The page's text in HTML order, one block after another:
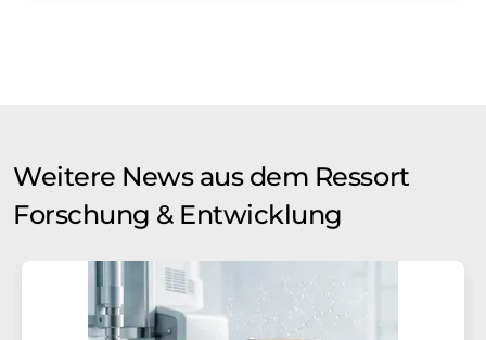
Weitere News aus dem Ressort
Forschung & Entwicklung